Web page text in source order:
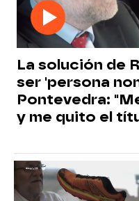
La solución de
ser 'persona
Pontevedra:
y me quito el